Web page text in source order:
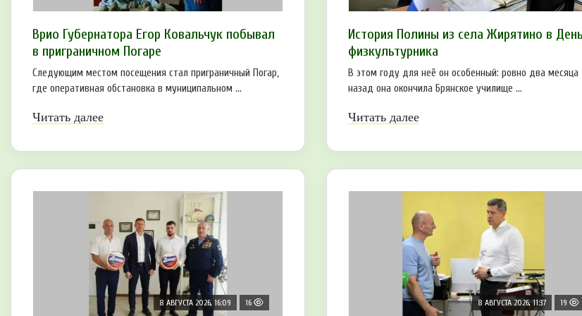
Врио Губернатора Егор Ковальчук побывал
в приграничном Погаре
Следующим местом посещения стал приграничный Погар,
где оперативная обстановка в муниципальном ...
Читать далее
История Полины из села Жирятино в День
физкультурника
В этом году для неё он особенный: ровно два месяца
назад она окончила Брянское училище ...
Читать далее
8 АВГУСТА 2026, 16:09 16 8 АВГУСТА 2026, 11:37 19